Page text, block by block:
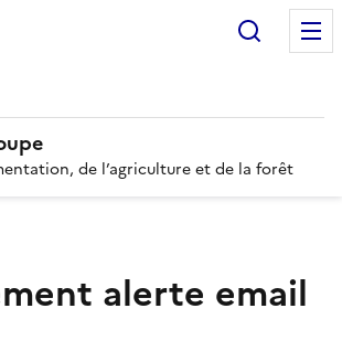
de l’agriculture et de la forêt
alerte email